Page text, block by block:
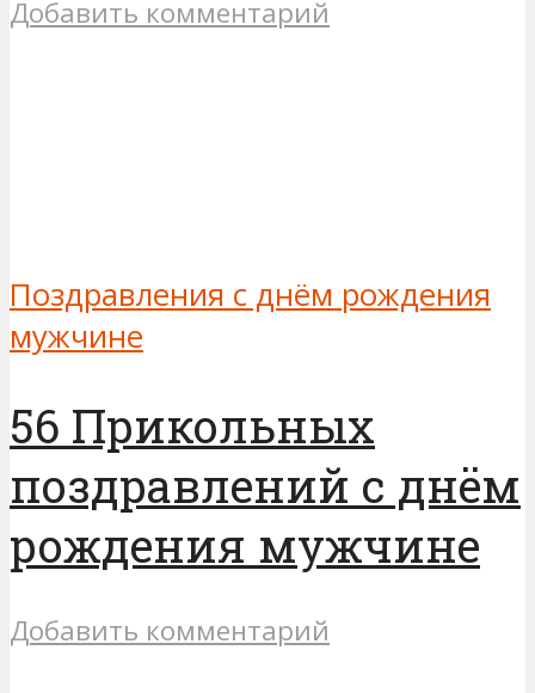
Добавить комментарий
Поздравления с днём рождения
мужчине
56 Прикольных
поздравлений с днём
рождения мужчине
Добавить комментарий